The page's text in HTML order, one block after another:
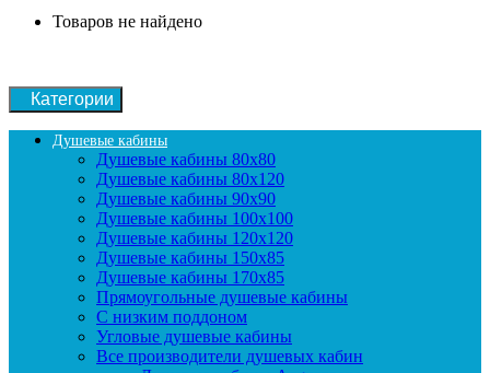
Товаров не найдено
Категории
Душевые кабины
Душевые кабины 80x80
Душевые кабины 80x120
Душевые кабины 90х90
Душевые кабины 100x100
Душевые кабины 120x120
Душевые кабины 150x85
Душевые кабины 170x85
Прямоугольные душевые кабины
С низким поддоном
Угловые душевые кабины
Все производители душевых кабин